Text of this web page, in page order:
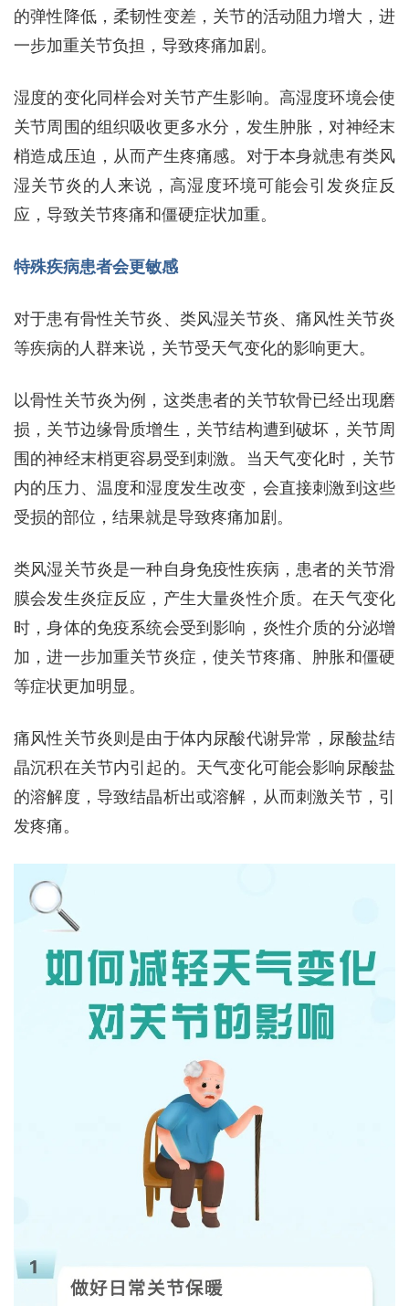
的弹性降低，柔韧性变差，关节的活动阻力增大，进
一步加重关节负担，导致疼痛加剧。
湿度的变化同样会对关节产生影响。高湿度环境会使
关节周围的组织吸收更多水分，发生肿胀，对神经末
梢造成压迫，从而产生疼痛感。对于本身就患有类风
湿关节炎的人来说，高湿度环境可能会引发炎症反
应，导致关节疼痛和僵硬症状加重。
特殊疾病患者会更敏感
对于患有骨性关节炎、类风湿关节炎、痛风性关节炎
等疾病的人群来说，关节受天气变化的影响更大。
以骨性关节炎为例，这类患者的关节软骨已经出现磨
损，关节边缘骨质增生，关节结构遭到破坏，关节周
围的神经末梢更容易受到刺激。当天气变化时，关节
内的压力、温度和湿度发生改变，会直接刺激到这些
受损的部位，结果就是导致疼痛加剧。
类风湿关节炎是一种自身免疫性疾病，患者的关节滑
膜会发生炎症反应，产生大量炎性介质。在天气变化
时，身体的免疫系统会受到影响，炎性介质的分泌增
加，进一步加重关节炎症，使关节疼痛、肿胀和僵硬
等症状更加明显。
痛风性关节炎则是由于体内尿酸代谢异常，尿酸盐结
晶沉积在关节内引起的。天气变化可能会影响尿酸盐
的溶解度，导致结晶析出或溶解，从而刺激关节，引
发疼痛。